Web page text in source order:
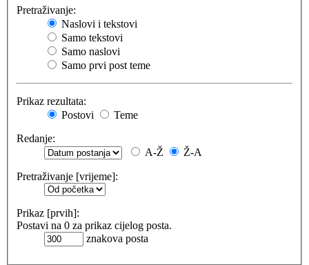
Pretraživanje:
Naslovi i tekstovi
Samo tekstovi
Samo naslovi
Samo prvi post teme
Prikaz rezultata:
Postovi
Teme
Redanje:
A-Ž
Ž-A
Pretraživanje [vrijeme]:
Prikaz [prvih]:
Postavi na 0 za prikaz cijelog posta.
znakova posta